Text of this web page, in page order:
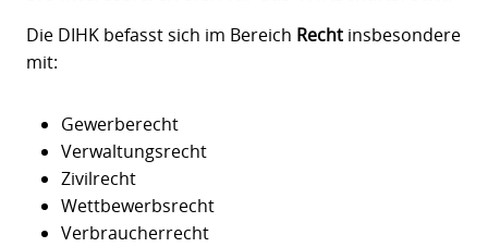
Die DIHK befasst sich im Bereich Recht insbesondere
mit:
Gewerberecht
Verwaltungsrecht
Zivilrecht
Wettbewerbsrecht
Verbraucherrecht